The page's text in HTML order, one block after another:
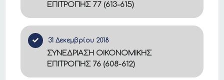
ΕΠΙΤΡΟΠΗΣ 77 (613-615)
31 Δεκεμβρίου 2018
ΣΥΝΕΔΡΙΑΣΗ ΟΙΚΟΝΟΜΙΚΗΣ
ΕΠΙΤΡΟΠΗΣ 76 (608-612)